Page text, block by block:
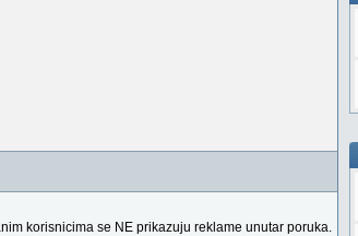
korisnicima se NE prikazuju reklame unutar poruka.